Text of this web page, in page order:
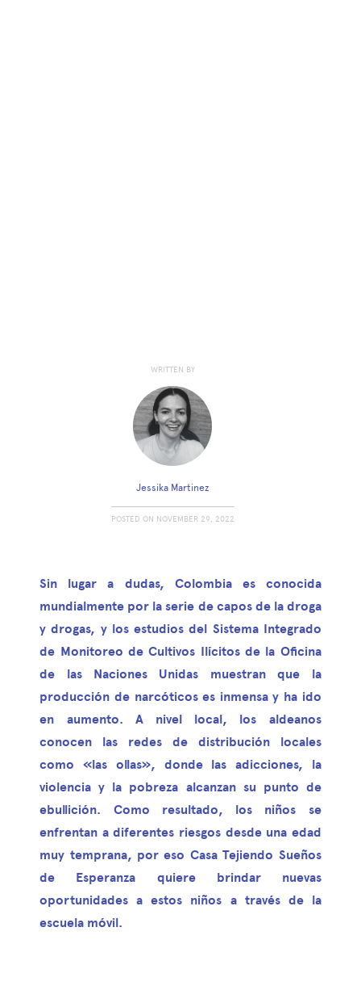
WRITTEN BY
Jessika Martinez
POSTED ON NOVEMBER 29, 2022
Sin lugar a dudas, Colombia es conocida
mundialmente por la serie de capos de la droga
y drogas, y los estudios del Sistema Integrado
de Monitoreo de Cultivos Ilícitos de la Oficina
de las Naciones Unidas muestran que la
producción de narcóticos es inmensa y ha ido
en aumento. A nivel local, los aldeanos
conocen las redes de distribución locales
como «las ollas», donde las adicciones, la
violencia y la pobreza alcanzan su punto de
ebullición. Como resultado, los niños se
enfrentan a diferentes riesgos desde una edad
muy temprana, por eso Casa Tejiendo Sueños
de Esperanza quiere brindar nuevas
oportunidades a estos niños a través de la
escuela móvil.